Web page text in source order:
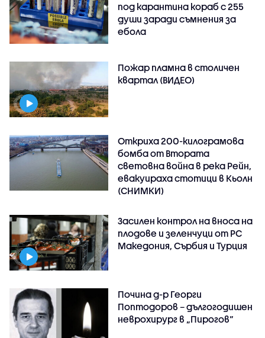
под карантина кораб с 255
души заради съмнения за
ебола
Пожар пламна в столичен
квартал (ВИДЕО)
Откриха 200-килограмова
бомба от Втората
световна война в река Рейн,
евакуираха стотици в Кьолн
(СНИМКИ)
Засилен контрол на вноса на
плодове и зеленчуци от РС
Македония, Сърбия и Турция
Почина д-р Георги
Поптодоров – дългогодишен
неврохирург в „Пирогов“